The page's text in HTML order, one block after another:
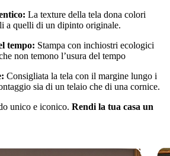
La texture della tela dona colori
a quelli di un dipinto originale.
tempo: Stampa con inchiostri ecologici
non temono l’usura del tempo
Consigliata la tela con il margine lungo i
sia di un telaio che di una cornice.
unico e iconico. Rendi la tua casa un